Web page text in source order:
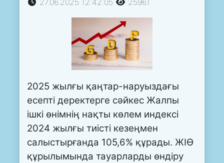
2025 жылғы қаңтар-наруыздағы
есепті деректерге сәйкес Жалпы
ішкі өнімнің нақты көлем индексі
2024 жылғы тиісті кезеңмен
салыстырғанда 105,6% құрады. ЖІӨ
құрылымында тауарларды өндіру